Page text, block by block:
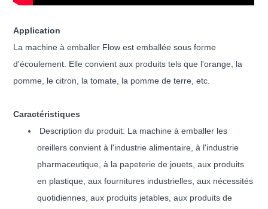
Application
La machine à emballer Flow est emballée sous forme
d'écoulement. Elle convient aux produits tels que l'orange, la
pomme, le citron, la tomate, la pomme de terre, etc.
Caractéristiques
Description du produit: La machine à emballer les
oreillers convient à l'industrie alimentaire, à l'industrie
pharmaceutique, à la papeterie de jouets, aux produits
en plastique, aux fournitures industrielles, aux nécessités
quotidiennes, aux produits jetables, aux produits de